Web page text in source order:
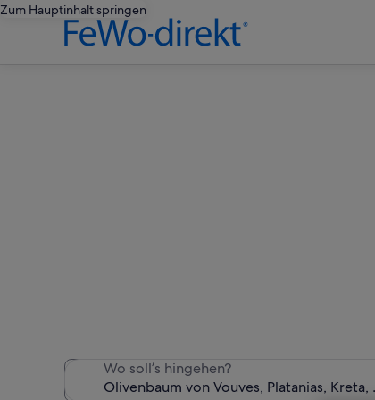
Zum Hauptinhalt springen
Wo soll’s hingehen?